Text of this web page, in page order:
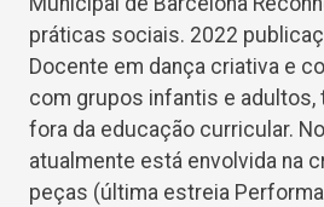
práticas sociais. 2022
Docente em dança criativa e
com grupos infantis e adultos,
fora da educação curricular.
atualmente está envolvida na
peças (última estreia